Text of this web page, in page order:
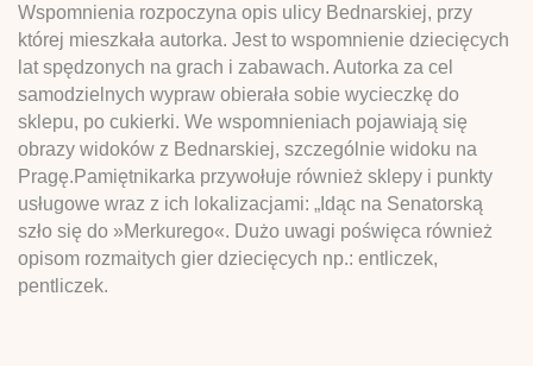
Wspomnienia rozpoczyna opis ulicy Bednarskiej, przy
której mieszkała autorka. Jest to wspomnienie dziecięcych
lat spędzonych na grach i zabawach. Autorka za cel
samodzielnych wypraw obierała sobie wycieczkę do
sklepu, po cukierki. We wspomnieniach pojawiają się
obrazy widoków z Bednarskiej, szczególnie widoku na
Pragę.Pamiętnikarka przywołuje również sklepy i punkty
usługowe wraz z ich lokalizacjami: „Idąc na Senatorską
szło się do »Merkurego«. Dużo uwagi poświęca również
opisom rozmaitych gier dziecięcych np.: entliczek,
pentliczek.